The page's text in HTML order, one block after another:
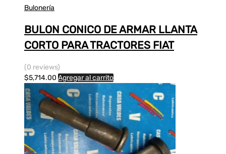
Bulonería
BULON CONICO DE ARMAR LLANTA
CORTO PARA TRACTORES FIAT
(0 reviews)
$5,714.00 Agregar al carrito